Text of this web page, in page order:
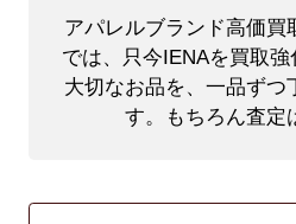
アパレルブランド高価買
では、只今IENAを買取強
大切なお品を、一品ずつ
す。もちろん査定